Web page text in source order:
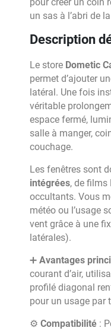
pour créer un coin
un sas à l’abri de
Description
Le store Dometic
permet d’ajouter
latéral. Une fois
véritable
espace fermé,
salle à manger,
couchage.
Les fenêtres sont
intégrées, de films
occultants. Vous
météo ou l’usage
vent grâce à une
latérales).
➕ Avantages
courant d’air,
profilé diagonal
pour un usage par
⚙️ Compatibilité :